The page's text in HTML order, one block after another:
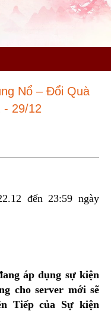
HOT] 7 Năm Bùng Nổ –
Nổ – Đổi Quà
- 29/12
đến 23:59 ngày
áp dụng sự kiện
cho server mới sẽ
Tiếp của Sự kiện